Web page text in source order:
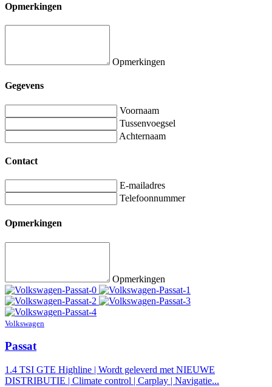
Opmerkingen
Opmerkingen
Gegevens
Voornaam
Tussenvoegsel
Achternaam
Contact
E-mailadres
Telefoonnummer
Opmerkingen
Opmerkingen
Volkswagen
Passat
1.4 TSI GTE Highline | Wordt geleverd met NIEUWE
DISTRIBUTIE | Climate control | Carplay | Navigatie...